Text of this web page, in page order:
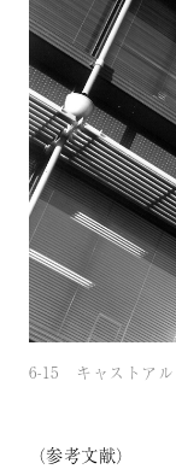
6-15 キャストアル
（参考文献）